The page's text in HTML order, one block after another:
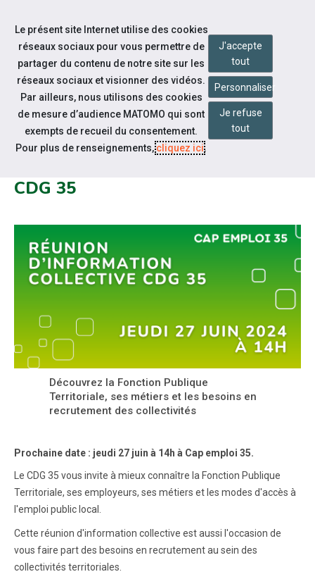
Aller au contenu
Notre actualité
JEUDI 27 JUIN À 14H : RÉUNION
CDG 35
Découvrez la Fonction Publique
Territoriale, ses métiers et les besoins en
recrutement des collectivités
Prochaine date : jeudi 27 juin à 14h à Cap emploi 35.
Le CDG 35 vous invite à mieux connaître la Fonction Publique
Territoriale, ses employeurs, ses métiers et les modes d'accès à
l'emploi public local.
Cette réunion d'information collective est aussi l'occasion de
vous faire part des besoins en recrutement au sein des
collectivités territoriales.
Le présent site Internet utilise des cookies
réseaux sociaux pour vous permettre de
partager du contenu de notre site sur les
réseaux sociaux et visionner des vidéos.
Par ailleurs, nous utilisons des cookies
de mesure d’audience MATOMO qui sont
exempts de recueil du consentement.
Pour plus de renseignements,cliquez ici.
J'accepte
tout
Personnaliser
Je refuse
tout